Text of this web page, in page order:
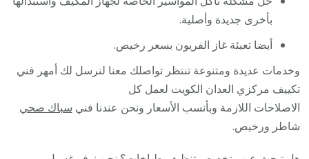
بأخرى جديدة وأصلية.
أيضا تعبئة غاز الفريون بسعر رخيص.
وخدمات عديدة ومتنوعة تنتظر تواصلك معنا لنرسل لك أمهر فني
تكييف مركزي العدان الكويت لعمل كل
الاصلاحات اللازمة وبأنسب الأسعار ونحن عندنا فني سباك صحي
شاطر ورخيص.